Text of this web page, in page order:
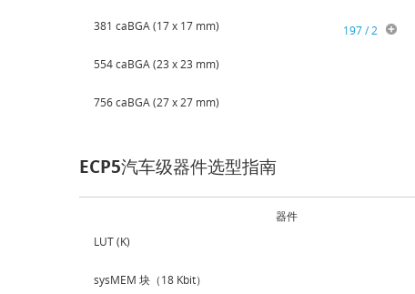
381 caBGA (17 x 17 mm) 197 / 2
554 caBGA (23 x 23 mm)
756 caBGA (27 x 27 mm)
ECP5汽车级器件选型指南
器件
LUT (K)
sysMEM 块（18 Kbit）